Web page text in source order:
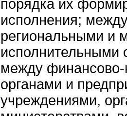
порядка их
исполнения;
региональными и
исполнительными
между
органами и
учреждениями,